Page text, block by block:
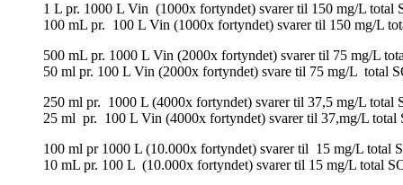
1 L pr. 1000 L Vin (1000x fortyndet) svarer til 150 mg/L total
100 mL pr. 100 L Vin (1000x fortyndet) svarer til 150 mg/L
500 mL pr. 1000 L Vin (2000x fortyndet) svarer til 75 mg/L
50 ml pr. 100 L Vin (2000x fortyndet) svare til 75 mg/L total
250 ml pr. 1000 L (4000x fortyndet) svarer til 37,5 mg/L total
25 ml pr. 100 L Vin (4000x fortyndet) svarer til 37,mg/L total
100 ml pr 1000 L (10.000x fortyndet) svarer til 15 mg/L total
10 mL pr. 100 L (10.000x fortyndet) svarer til 15 mg/L total